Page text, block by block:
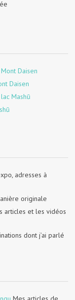
Daisen
Daisen
Mashū
adresses à
originale
articles et les vidéos
dont j’ai parlé